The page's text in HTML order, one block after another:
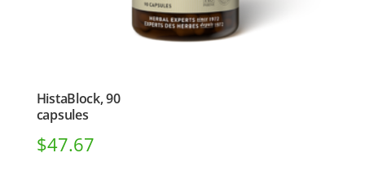
HistaBlock, 90
capsules
$47.67